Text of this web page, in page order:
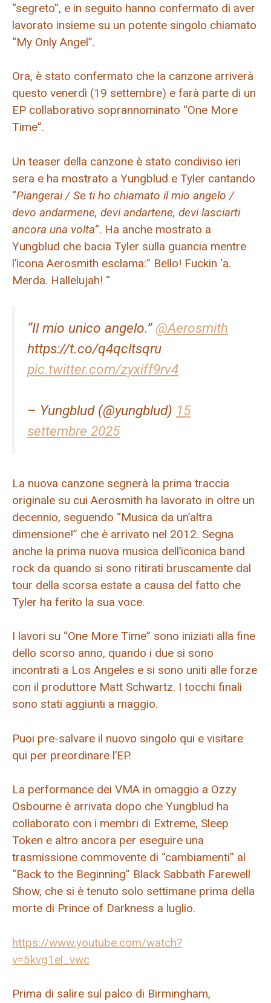
“segreto”, e in seguito hanno confermato di aver
lavorato insieme su un potente singolo chiamato
“My Only Angel”.
Ora, è stato confermato che la canzone arriverà
questo venerdì (19 settembre) e farà parte di un
EP collaborativo soprannominato “One More
Time”.
Un teaser della canzone è stato condiviso ieri
sera e ha mostrato a Yungblud e Tyler cantando
“Piangerai / Se ti ho chiamato il mio angelo /
devo andarmene, devi andartene, devi lasciarti
ancora una volta“. Ha anche mostrato a
Yungblud che bacia Tyler sulla guancia mentre
l’icona Aerosmith esclama:” Bello! Fuckin ‘a.
Merda. Hallelujah! “
“Il mio unico angelo.”@Aerosmith
https://t.co/q4qcltsqru
pic.twitter.com/zyxiff9rv4
– Yungblud (@yungblud) 15
settembre 2025
La nuova canzone segnerà la prima traccia
originale su cui Aerosmith ha lavorato in oltre un
decennio, seguendo “Musica da un’altra
dimensione!” che è arrivato nel 2012. Segna
anche la prima nuova musica dell’iconica band
rock da quando si sono ritirati bruscamente dal
tour della scorsa estate a causa del fatto che
Tyler ha ferito la sua voce.
I lavori su “One More Time” sono iniziati alla fine
dello scorso anno, quando i due si sono
incontrati a Los Angeles e si sono uniti alle forze
con il produttore Matt Schwartz. I tocchi finali
sono stati aggiunti a maggio.
Puoi pre-salvare il nuovo singolo qui e visitare
qui per preordinare l’EP.
La performance dei VMA in omaggio a Ozzy
Osbourne è arrivata dopo che Yungblud ha
collaborato con i membri di Extreme, Sleep
Token e altro ancora per eseguire una
trasmissione commovente di “cambiamenti” al
“Back to the Beginning” Black Sabbath Farewell
Show, che si è tenuto solo settimane prima della
morte di Prince of Darkness a luglio.
https://www.youtube.com/watch?
v=5kvg1el_vwc
Prima di salire sul palco di Birmingham,